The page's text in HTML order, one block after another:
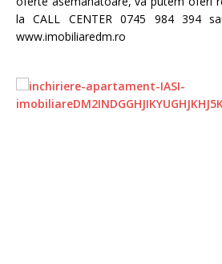
la CALL CENTER 0745 984 394
www.imobiliaredm.ro